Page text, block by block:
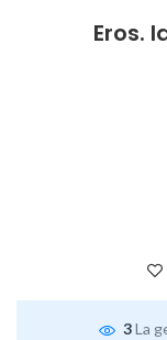
Eros.
3 La